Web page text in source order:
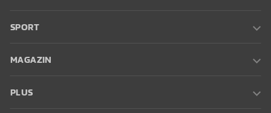
SPORT
MAGAZIN
PLUS